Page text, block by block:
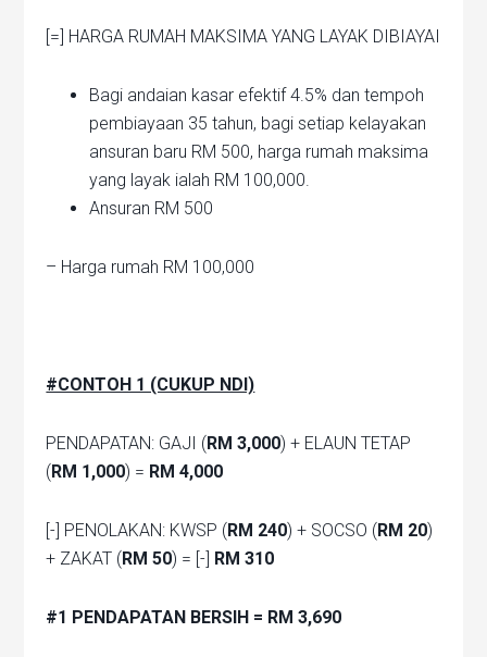
[=] HARGA RUMAH MAKSIMA YANG LAYAK DIBIAYAI
Bagi andaian kasar efektif 4.5% dan tempoh
pembiayaan 35 tahun, bagi setiap kelayakan
ansuran baru RM 500, harga rumah maksima
yang layak ialah RM 100,000.
Ansuran RM 500
– Harga rumah RM 100,000
#CONTOH 1 (CUKUP NDI)
PENDAPATAN: GAJI ( RM 3,000) + ELAUN TETAP
( RM 1,000) = RM 4,000
[-] PENOLAKAN: KWSP ( RM 240) + SOCSO ( RM 20)
+ ZAKAT ( RM 50) = [-] RM 310
#1 PENDAPATAN BERSIH = RM 3,690